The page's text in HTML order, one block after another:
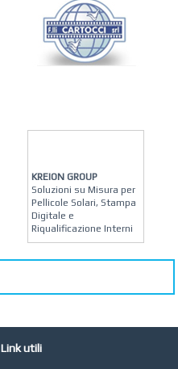
KREION GROUP
Soluzioni su Misura per
Pellicole Solari, Stampa
Digitale e
Riqualificazione Interni
Giardino a Roma
Antonella Micci,
Commercialista e
Revisore dei Conti a
Link utili